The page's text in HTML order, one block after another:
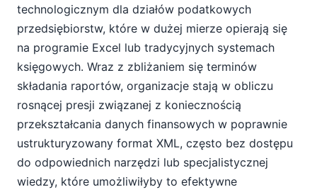
technologicznym dla działów podatkowych
przedsiębiorstw, które w dużej mierze opierają się
na programie Excel lub tradycyjnych systemach
księgowych. Wraz z zbliżaniem się terminów
składania raportów, organizacje stają w obliczu
rosnącej presji związanej z koniecznością
przekształcania danych finansowych w poprawnie
ustrukturyzowany format XML, często bez dostępu
do odpowiednich narzędzi lub specjalistycznej
wiedzy, które umożliwiłyby to efektywne